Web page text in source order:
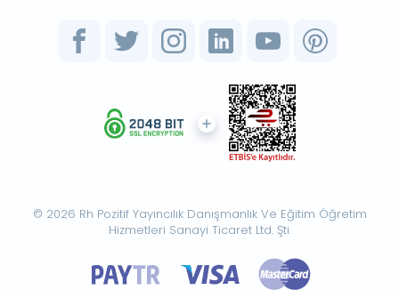
© 2026 Rh Pozitif Yayıncılık Danışmanlık Ve Eğitim Öğretim
Hizmetleri Sanayi Ticaret Ltd. Şti.